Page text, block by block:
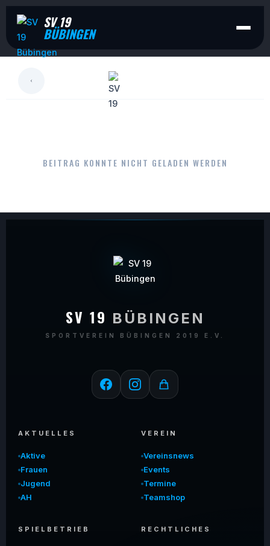
SV 19
BÜBINGEN
BEITRAG KONNTE NICHT GELADEN WERDEN
SV 19 BÜBINGEN
SPORTVEREIN BÜBINGEN 2019 E.V.
AKTUELLES
Aktive
Frauen
Jugend
AH
VEREIN
Vereinsnews
Events
Termine
Teamshop
SPIELBETRIEB RECHTLICHES